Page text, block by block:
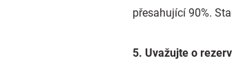
přesahující 90%.
5. Uvažujte o